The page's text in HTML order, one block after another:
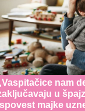
nam
u
majke